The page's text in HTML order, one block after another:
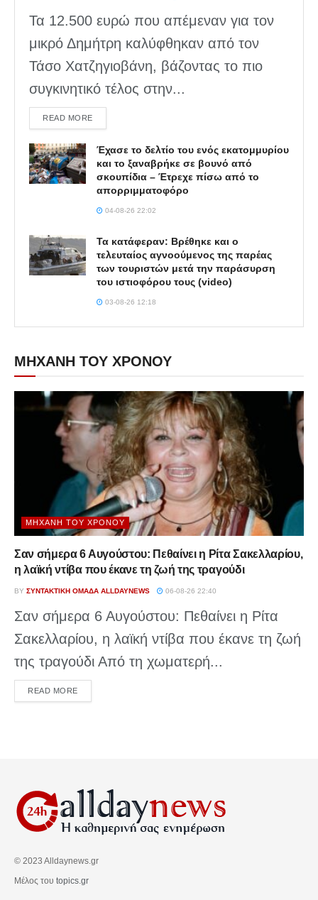
Τα 12.500 ευρώ που απέμεναν για τον
μικρό Δημήτρη καλύφθηκαν από τον
Τάσο Χατζηγιοβάνη, βάζοντας το πιο
συγκινητικό τέλος στην...
READ MOREDETAILS
Έχασε το δελτίο του ενός εκατομμυρίου
και το ξαναβρήκε σε βουνό από
σκουπίδια – Έτρεχε πίσω από το
απορριμματοφόρο
04-08-26 22:02
Τα κατάφεραν: Βρέθηκε και ο
τελευταίος αγνοούμενος της παρέας
των τουριστών μετά την παράσυρση
του ιστιοφόρου τους (video)
03-08-26 12:18
ΜΗΧΑΝΗ ΤΟΥ ΧΡΟΝΟΥ
ΜΗΧΑΝΉ ΤΟΥ ΧΡΌΝΟΥ
Σαν σήμερα 6 Αυγούστου: Πεθαίνει η Ρίτα Σακελλαρίου,
η λαϊκή ντίβα που έκανε τη ζωή της τραγούδι
BY ΣΥΝΤΑΚΤΙΚΉ ΟΜΆΔΑ ALLDAYNEWS 06-08-26 22:40
Σαν σήμερα 6 Αυγούστου: Πεθαίνει η Ρίτα
Σακελλαρίου, η λαϊκή ντίβα που έκανε τη ζωή
της τραγούδι Από τη χωματερή...
READ MOREDETAILS
© 2023 Alldaynews.gr
Μέλος του topics.gr